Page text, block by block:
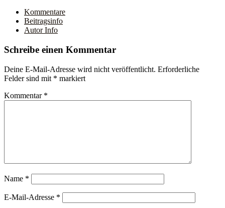
Kommentare
Beitragsinfo
Autor Info
Schreibe einen Kommentar
Deine E-Mail-Adresse wird nicht veröffentlicht. Erforderliche
Felder sind mit * markiert
Kommentar *
Name *
E-Mail-Adresse *